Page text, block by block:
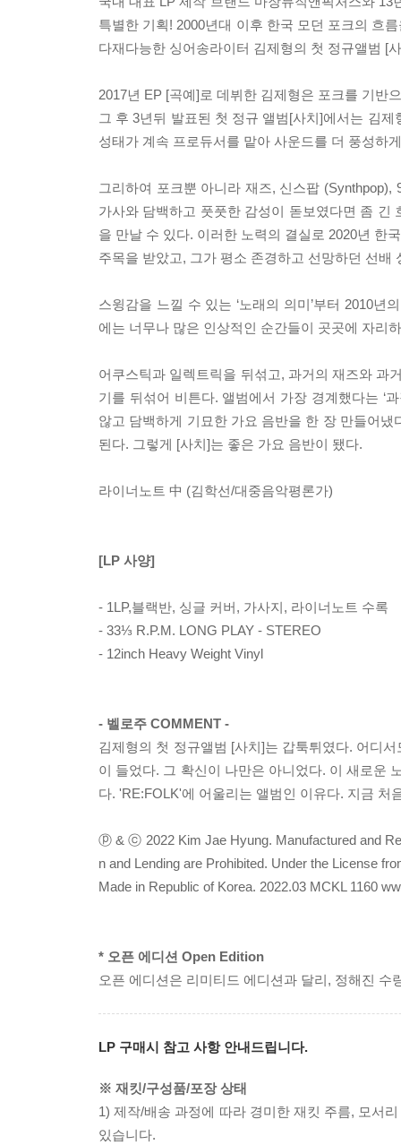
특별한 기획! 2000년대 이후 한국 모던 포크의 흐
다재다능한 싱어송라이터 김제형의 첫 정규앨범 [
2017년 EP [곡예]로 데뷔한 김제형은 포크를 기반
그 후 3년뒤 발표된 첫 정규 앨범[사치]에서는 김
성태가 계속 프로듀서를 맡아 사운드를 더 풍성하
그리하여 포크뿐 아니라 재즈, 신스팝 (Synthpop),
가사와 담백하고 풋풋한 감성이 돋보였다면 좀
을 만날 수 있다. 이러한 노력의 결실로 2020년 한
주목을 받았고, 그가 평소 존경하고 선망하던 선
스윙감을 느낄 수 있는 ‘노래의 의미’부터 2010년
에는 너무나 많은 인상적인 순간들이 곳곳에 자리
어쿠스틱과 일렉트릭을 뒤섞고, 과거의 재즈와 과
기를 뒤섞어 비튼다. 앨범에서 가장 경계했다는 ‘
않고 담백하게 기묘한 가요 음반을 한 장 만들어
된다. 그렇게 [사치]는 좋은 가요 음반이 됐다.
라이너노트 中 (김학선/대중음악평론가)
[LP 사양]
- 1LP,블랙반, 싱글 커버, 가사지, 라이너노트 수록
- 33⅓ R.P.M. LONG PLAY - STEREO
- 12inch Heavy Weight Vinyl
- 벨로주 COMMENT -
김제형의 첫 정규앨범 [사치]는 갑툭튀였다. 어디
이 들었다. 그 확신이 나만은 아니었다. 이 새로운
다. 'RE:FOLK'에 어울리는 앨범인 이유다. 지금 처
ⓟ & ⓒ 2022 Kim Jae Hyung. Manufactured and
n and Lending are Prohibited. Under the License
Made in Republic of Korea. 2022.03 MCKL 1160
* 오픈 에디션 Open Edition
오픈 에디션은 리미티드 에디션과 달리, 정해진
LP 구매시 참고 사항 안내드립니다.
※ 재킷/구성품/포장 상태
1) 제작/배송 과정에 따라 경미한 재킷 주름, 모서
있습니다.